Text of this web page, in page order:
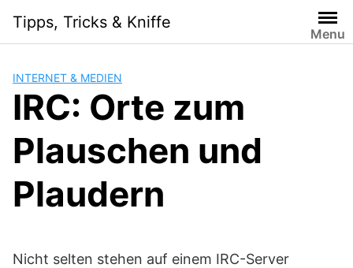
content
Tipps, Tricks & Kniffe
Menu
INTERNET & MEDIEN
IRC: Orte zum
Plauschen und
Plaudern
Nicht selten stehen auf einem IRC-Server